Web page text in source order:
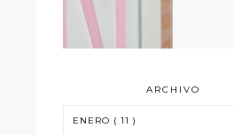
ARCHIVO